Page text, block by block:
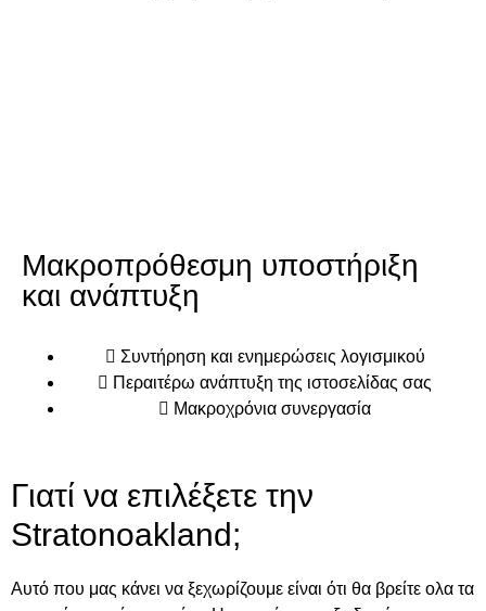
Μακροπρόθεσμη υποστήριξη
και ανάπτυξη
Συντήρηση και ενημερώσεις λογισμικού
Περαιτέρω ανάπτυξη της ιστοσελίδας σας
Μακροχρόνια συνεργασία
Γιατί να επιλέξετε την
Stratonoakland;
Αυτό που μας κάνει να ξεχωρίζουμε είναι ότι θα βρείτε ολα τα